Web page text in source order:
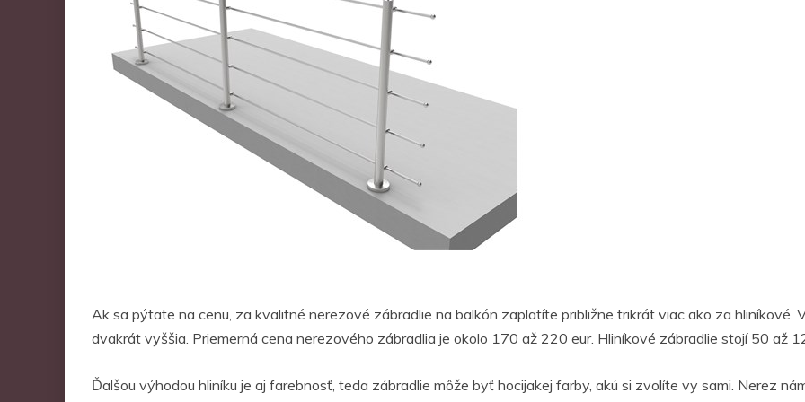
Ak sa pýtate na cenu, za kvalitné nerezové zábradlie na balkón zaplatíte približne trikrát viac ako za hliníkové.
dvakrát vyššia. Priemerná cena nerezového zábradlia je okolo 170 až 220 eur. Hliníkové zábradlie stojí 50 až
Ďalšou výhodou hliníku je aj farebnosť, teda zábradlie môže byť hocijakej farby, akú si zvolíte vy sami. Nerez